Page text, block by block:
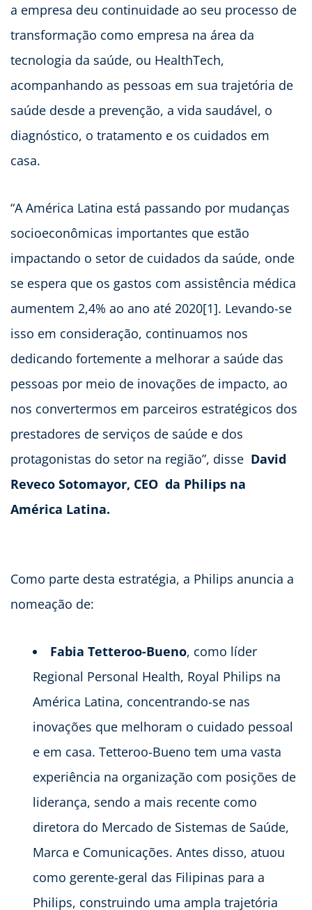
a empresa deu continuidade ao seu processo de
transformação como empresa na área da
tecnologia da saúde, ou HealthTech,
acompanhando as pessoas em sua trajetória de
saúde desde a prevenção, a vida saudável, o
diagnóstico, o tratamento e os cuidados em
casa.
“A América Latina está passando por mudanças
socioeconômicas importantes que estão
impactando o setor de cuidados da saúde, onde
se espera que os gastos com assistência médica
aumentem 2,4% ao ano até 2020[1]. Levando-se
isso em consideração, continuamos nos
dedicando fortemente a melhorar a saúde das
pessoas por meio de inovações de impacto, ao
nos convertermos em parceiros estratégicos dos
prestadores de serviços de saúde e dos
protagonistas do setor na região”, disse David
Reveco Sotomayor, CEO da Philips na
América Latina.
Como parte desta estratégia, a Philips anuncia a
nomeação de:
Fabia Tetteroo-Bueno, como líder
Regional Personal Health, Royal Philips na
América Latina, concentrando-se nas
inovações que melhoram o cuidado pessoal
e em casa. Tetteroo-Bueno tem uma vasta
experiência na organização com posições de
liderança, sendo a mais recente como
diretora do Mercado de Sistemas de Saúde,
Marca e Comunicações. Antes disso, atuou
como gerente-geral das Filipinas para a
Philips, construindo uma ampla trajetória